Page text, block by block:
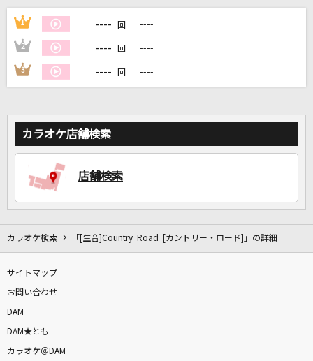
1 ---- 回 ----
2 ---- 回 ----
3 ---- 回 ----
カラオケ店舗検索
店舗検索
カラオケ検索 「[生音]Country Road [カントリー・ロード]」の詳細
サイトマップ
お問い合わせ
DAM
DAM★とも
カラオケ＠DAM